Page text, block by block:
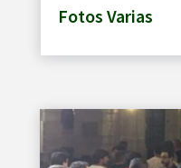
Fotos Varias